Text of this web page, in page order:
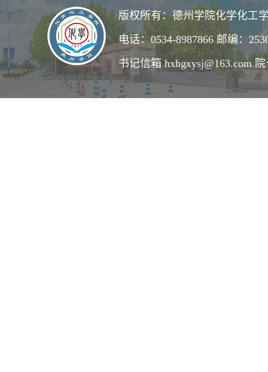
版权所有：德州学院化学化工
电话：0534-8987866 邮编：
书记信箱 hxhgxysj@163.com